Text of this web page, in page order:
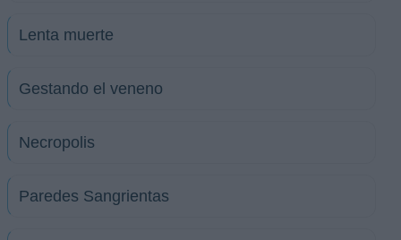
Lenta muerte
Gestando el veneno
Necropolis
Paredes Sangrientas